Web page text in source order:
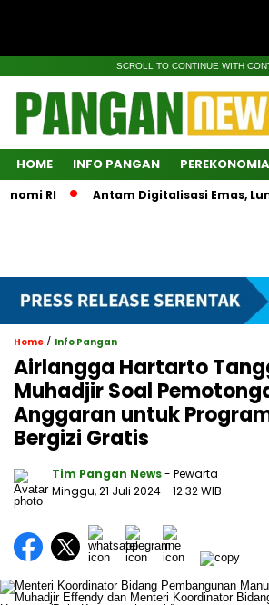
SCROLL TO CONTINUE WITH
HOME INFO PANGAN
RI Antam Digitalisasi Emas,
Home / Info Pangan
Airlangga Hartarto
Muhadjir Soal
Anggaran untuk
Bergizi Gratis
Tim Pangan News- Pewarta
Minggu, 21 Juli 2024- 12:32 WIB